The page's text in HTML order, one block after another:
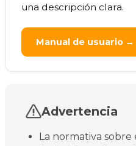
una descripción clara.
Manual de usuario →
Advertencia
La normativa sobre